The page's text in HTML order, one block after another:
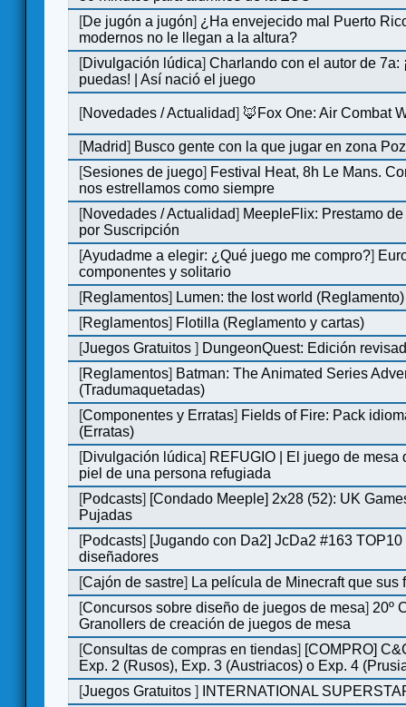
[De jugón a jugón] ¿Ha envejecido mal Puerto
modernos no le llegan a la altura?
[Divulgación lúdica]Charlando con el autor de 7a:
puedas! | Así nació el juego
[Novedades / Actualidad] 🦊Fox One: Air Combat
[Madrid] Busco gente con la que jugar en zona
[Sesiones de juego] Festival Heat, 8h Le Mans.
nos estrellamos como siempre
[Novedades / Actualidad] MeepleFlix: Prestamo
por Suscripción
[Ayudadme a elegir: ¿Qué juego me compro?]
componentes y solitario
[Reglamentos] Lumen: the lost world (Reglamento)
[Reglamentos] Flotilla (Reglamento y cartas)
[Juegos Gratuitos] DungeonQuest: Edición
[Reglamentos] Batman: The Animated Series
(Tradumaquetadas)
[Componentes y Erratas] Fields of Fire: Pack
(Erratas)
[Divulgación lúdica] REFUGIO | El juego de mesa
piel de una persona refugiada
[Podcasts] [Condado Meeple] 2x28 (52): UK
Pujadas
[Podcasts] [Jugando con Da2] JcDa2 #163
diseñadores
[Cajón de sastre] La película de Minecraft que sus
[Concursos sobre diseño de juegos de mesa] 20º
Granollers de creación de juegos de mesa
[Consultas de compras en tiendas] [COMPRO]
Exp. 2 (Rusos), Exp. 3 (Austriacos) o Exp. 4
[Juegos Gratuitos]
INTERNATIONAL